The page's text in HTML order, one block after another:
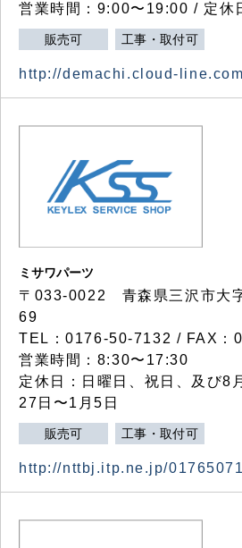
営業時間：9:00〜19:00 / 定休
販売可 工事・取付可
http://demachi.cloud-
ミサワパーツ
〒033-0022 青森県三沢市大
69
TEL：0176-50-7132 / FAX：
営業時間：8:30〜17:30
定休日：日曜日、祝日、及び8
27日〜1月5日
販売可 工事・取付可
http://nttbj.itp.ne.jp/